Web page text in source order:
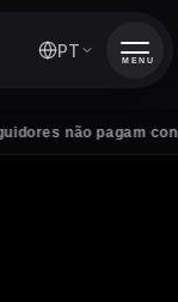
pagam contas —
PT MENU